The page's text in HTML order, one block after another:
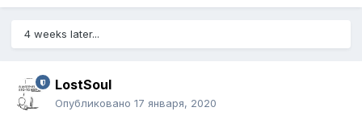
4 weeks later...
LostSoul
Опубликовано 17 января, 2020